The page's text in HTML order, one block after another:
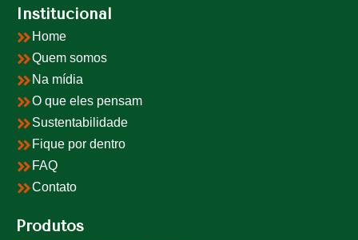
Institucional
Home
Quem somos
Na mídia
O que eles pensam
Sustentabilidade
Fique por dentro
FAQ
Contato
Produtos